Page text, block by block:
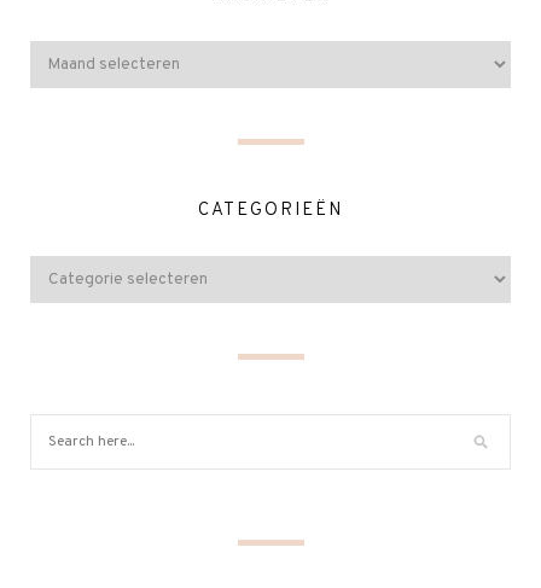
CATEGORIEËN